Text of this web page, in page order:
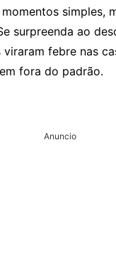
simples,
surpreenda ao
febre nas
fora do padrão.
Anuncio